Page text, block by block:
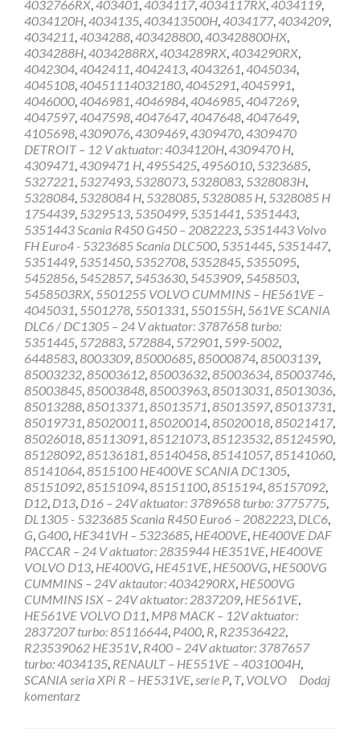
4032766RX,403401,4034117,4034117RX,4034119,
4034120H,4034135,403413500H,4034177,4034209,
4034211,4034288,403428800,403428800HX,
4034288H,4034288RX,4034289RX,4034290RX,
4042304,4042411,4042413,4043261,4045034,
4045108,40451114032180,4045291,4045991,
4046000,4046981,4046984,4046985,4047269,
4047597,4047598,4047647,4047648,4047649,
4105698,4309076,4309469,4309470,4309470
DETROIT – 12 V aktuator: 4034120H,4309470 H,
4309471,4309471 H,4955425,4956010, 5323685,
5327221, 5327493, 5328073, 5328083, 5328083H,
5328084, 5328084 H, 5328085, 5328085 H, 5328085 H
1754439, 5329513, 5350499, 5351441, 5351443,
5351443 Scania R450 G450 – 2082223, 5351443 Volvo
FH Euro4 - 5323685 Scania DLC500, 5351445, 5351447,
5351449, 5351450, 5352708, 5352845, 5355095,
5452856, 5452857, 5453630, 5453909, 5458503,
5458503RX, 5501255 VOLVO CUMMINS – HE561VE –
4045031, 5501278, 5501331, 550155H, 561VE SCANIA
DLC6 / DC1305 – 24 V aktuator: 3787658 turbo:
5351445, 572883, 572884, 572901, 599-5002,
6448583,8003309,85000685,85000874,85003139,
85003232,85003612,85003632,85003634,85003746,
85003845,85003848,85003963,85013031,85013036,
85013288,85013371,85013571,85013597,85013731,
85019731,85020011,85020014,85020018,85021417,
85026018,85113091,85121073,85123532,85124590,
85128092,85136181,85140458,85141057,85141060,
85141064,8515100 HE400VE SCANIA DC1305,
85151092,85151094,85151100,8515194,85157092,
D12, D13, D16 – 24V aktuator: 3789658 turbo: 3775775,
DL1305 - 5323685 Scania R450 Euro6 – 2082223, DLC6,
G, G400, HE341VH – 5323685, HE400VE, HE400VE DAF
PACCAR – 24 V aktuator: 2835944 HE351VE, HE400VE
VOLVO D13, HE400VG, HE451VE, HE500VG, HE500VG
CUMMINS – 24V aktautor: 4034290RX, HE500VG
CUMMINS ISX – 24V aktuator: 2837209, HE561VE,
HE561VE VOLVO D11, MP8 MACK – 12V aktuator:
2837207 turbo: 85116644, P400, R, R23536422,
R23539062 HE351V, R400 – 24V aktuator: 3787657
turbo: 4034135, RENAULT – HE551VE – 4031004H,
SCANIA seria XPi R – HE531VE,serie P, T, VOLVO
Dodaj
komentarz